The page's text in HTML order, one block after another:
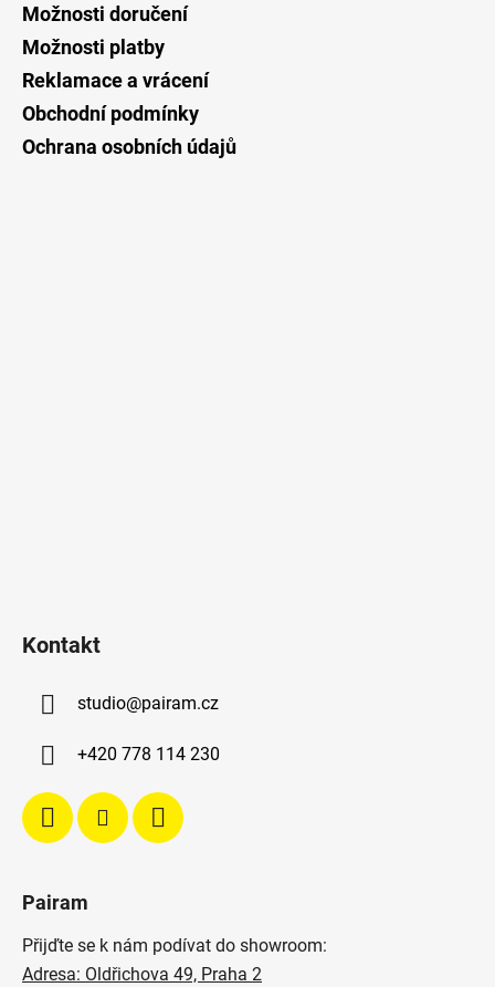
Možnosti doručení
Možnosti platby
Reklamace a vrácení
Obchodní podmínky
Ochrana osobních údajů
Kontakt
studio@pairam.cz
+420 778 114 230
Pairam
Přijďte se k nám podívat do showroom:
Adresa: Oldřichova 49, Praha 2